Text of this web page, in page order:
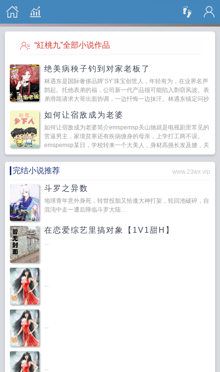
搜 索
“紅桃九”全部小说作品
绝美病秧子钓到对家老板了
林遇东是国际奢侈品牌’SY‘珠宝创世人，年轻有为，在业界名声
鹊起。托他表弟的福，公司新一代产品很可能陷入剽窃风波。表
弟滑跪请求大哥出面协调，一边忏悔一边抹汗。林遇东镇定问抄
如何让宿敌成为老婆
如何让宿敌成为老婆简介emspemsp关山驰就是电视剧里常见的
苦逼男主，家境贫寒还有疾病缠身的母亲，上学打工两不误。
emspemsp某日，学校转来一个大美人，身材高挑长发及腰，关
键还有钱。漂亮是漂亮，可惜性格火辣。...
完结小说推荐 www.23wx.vip
斗罗之异数
地球青年意外身死，转世投胎又恰逢大神打架，轮回池破碎，自
混沌中走一遭后降临斗罗大陆...
在恋爱综艺里搞对象【1V1甜H】
...
...
...
...